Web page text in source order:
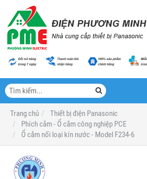
Trang chủ
Thiết bị điện Panasonic
Phích cắm - Ổ cắm công nghiệp PCE
Ổ cắm nối loại kín nước - Model F234-6